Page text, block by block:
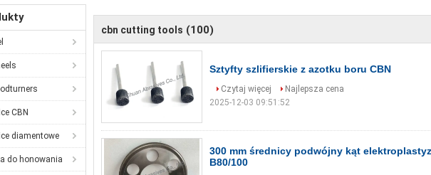
CBN
diamentowe
do honowania
cbn cutting tools (100)
Sztyfty szlifierskie z azotku boru CBN
Czytaj więcej
Najlepsza cena
2025-12-03 09:51:52
300 mm średnicy podwójny kąt
B80/100